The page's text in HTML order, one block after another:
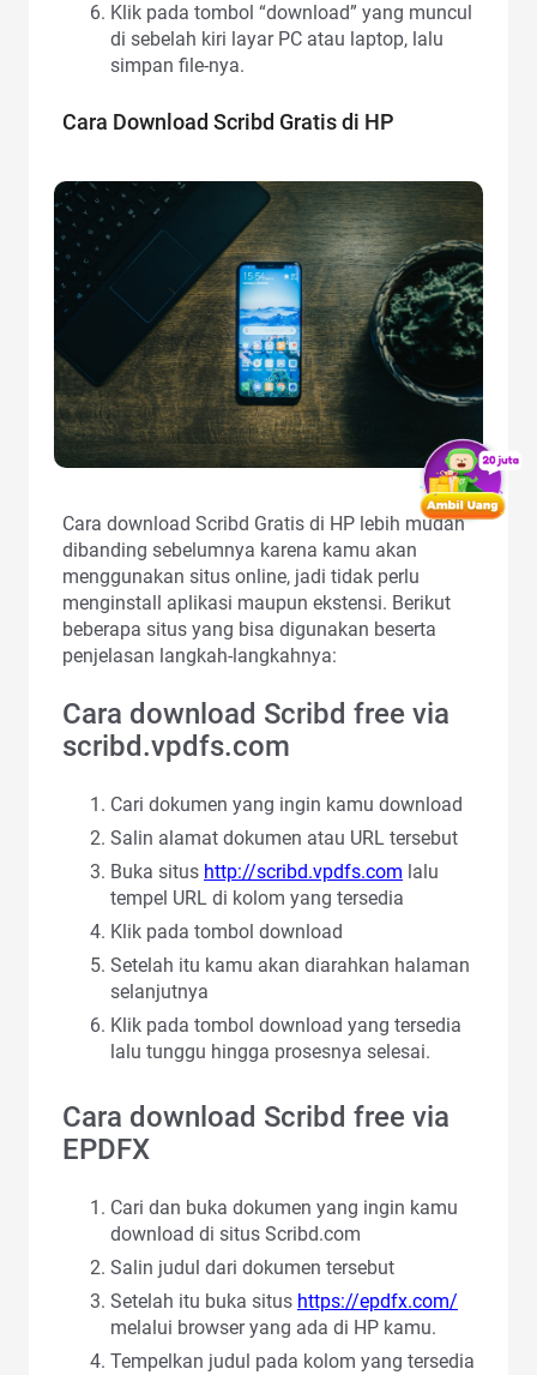
Klik pada tombol “download” yang muncul
di sebelah kiri layar PC atau laptop, lalu
simpan file-nya.
Cara Download Scribd Gratis di HP
Cara download Scribd Gratis di HP lebih mudah
dibanding sebelumnya karena kamu akan
menggunakan situs online, jadi tidak perlu
menginstall aplikasi maupun ekstensi. Berikut
beberapa situs yang bisa digunakan beserta
penjelasan langkah-langkahnya:
Cara download Scribd free via
scribd.vpdfs.com
Cari dokumen yang ingin kamu download
Salin alamat dokumen atau URL tersebut
Buka situs http://scribd.vpdfs.com lalu
tempel URL di kolom yang tersedia
Klik pada tombol download
Setelah itu kamu akan diarahkan halaman
selanjutnya
Klik pada tombol download yang tersedia
lalu tunggu hingga prosesnya selesai.
Cara download Scribd free via
EPDFX
Cari dan buka dokumen yang ingin kamu
download di situs Scribd.com
Salin judul dari dokumen tersebut
Setelah itu buka situs https://epdfx.com/
melalui browser yang ada di HP kamu.
Tempelkan judul pada kolom yang tersedia